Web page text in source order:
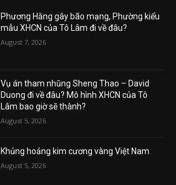
Phương Hằng gây bão mạng, Phường kiểu
mẫu XHCN của Tô Lâm đi về đâu?
August 7, 2026
Vụ án tham nhũng Sheng Thao – David
Duong đi về đâu? Mô hình XHCN của Tô
Lâm bao giờ sẽ thành?
August 5, 2026
Khủng hoảng kim cương vàng Việt Nam
August 5, 2026